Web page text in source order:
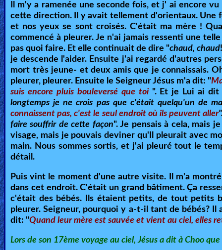
Other
Languages
Contact/Feedback/Donate
Follow
us
Social
Media
PDF
Books
Random
Video
Ask
Il m'y a ramenée une seconde fois, et j' ai encore
cette direction. Il y avait tellement d'orientaux. Une
et nos yeux se sont croisés. C'était ma mère !
commencé à pleurer. Je n'ai jamais ressenti une
pas quoi faire. Et elle continuait de dire "chaud, chaud
je descende l'aider. Ensuite j'ai regardé d'autres
mort très jeune- et deux amis que je connaissais.
pleurer, pleurer. Ensuite le Seigneur Jésus m'a dit: "
suis encore pluis bouleversé que toi ". Et je Lui ai
longtemps je ne crois pas que c'était quelqu'un de
connaissent pas, c'est le seul endroit où ils peuvent aller
faire souffrir de cette façon". Je pensais à cela, mais
visage, mais je pouvais deviner qu'Il pleurait avec
main. Nous sommes sortis, et j'ai pleuré tout le
détail.
Puis vint le moment d'une autre visite. Il m'a
dans cet endroit. C'était un grand bâtiment. Ça
c'était des bébés. Ils étaient petits, de tout petits
pleurer. Seigneur, pourquoi y a-t-il tant de bébés? Il
dit: "Quand leur mère est sauvée et vient au ciel, elles
Lors de son 17ème voyage au ciel, Jésus a dit à Choo